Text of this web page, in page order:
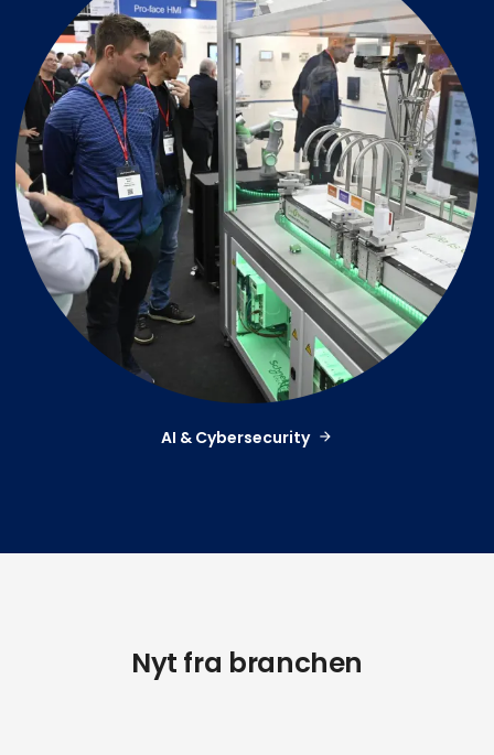
AI & Cybersecurity
Nyt fra branchen